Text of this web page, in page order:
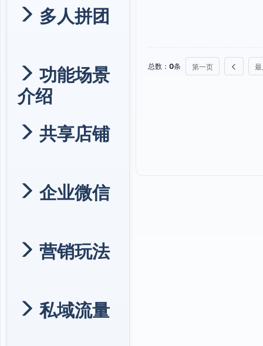
多人拼团
功能场景
介绍
共享店铺
企业微信
营销玩法
私域流量
总数： 0条 第一页